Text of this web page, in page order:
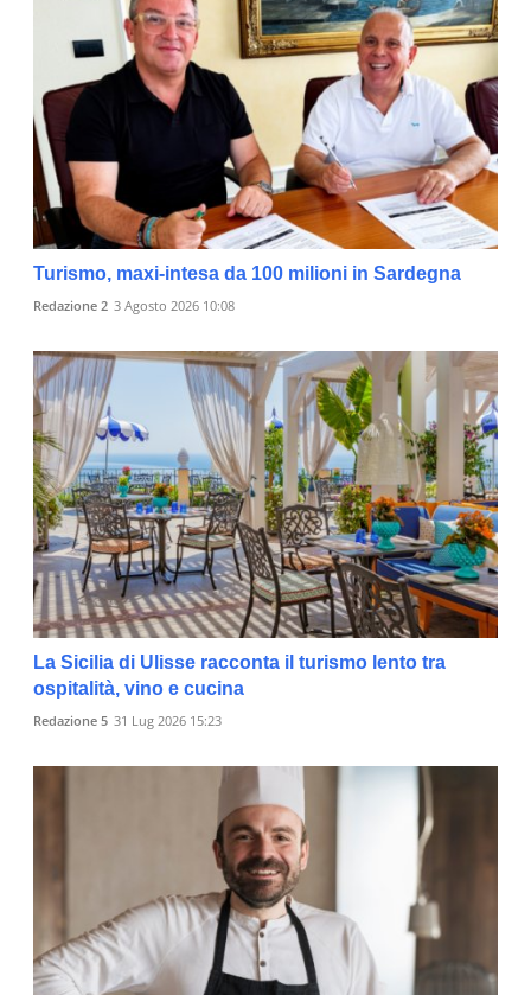
Turismo, maxi-intesa da 100 milioni in Sardegna
Redazione 2 3 Agosto 2026 10:08
La Sicilia di Ulisse racconta il turismo lento tra
ospitalità, vino e cucina
Redazione 5 31 Lug 2026 15:23